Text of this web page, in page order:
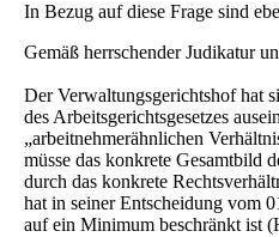
In Bezug auf diese Frage sind
Gemäß herrschender Judikatur
Der Verwaltungsgerichtshof hat
des Arbeitsgerichtsgesetzes
„arbeitnehmerähnlichen
müsse das konkrete Gesamtbild
durch das konkrete
hat in seiner Entscheidung vom
auf ein Minimum beschränkt ist